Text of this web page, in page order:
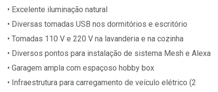
• Excelente iluminação natural
• Diversas tomadas USB nos dormitórios e escritório
• Tomadas 110 V e 220 V na lavanderia e na cozinha
• Diversos pontos para instalação de sistema Mesh e Alexa
• Garagem ampla com espaçoso hobby box
• Infraestrutura para carregamento de veículo elétrico (2